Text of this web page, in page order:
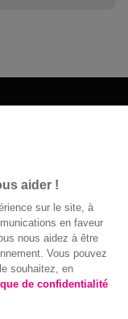
aider !
sur le site, à
en faveur
nous aidez à être
Vous pouvez
souhaitez, en
de confidentialité